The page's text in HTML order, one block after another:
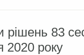
рішень 83
2020 року